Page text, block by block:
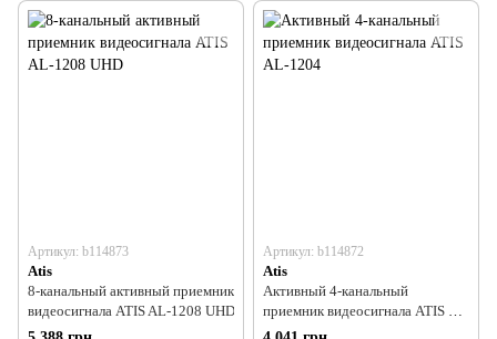
Артикул: b114873
Atis
8-канальный активный приемник
видеосигнала ATIS AL-1208 UHD
Артикул: b114872
Atis
Активный 4-канальный
приемник видеосигнала ATIS AL-
1204